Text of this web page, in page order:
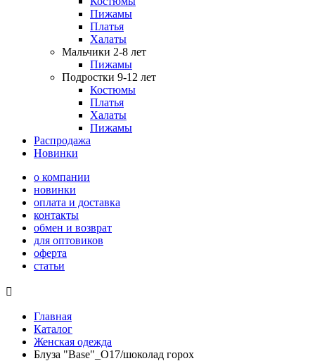
Пижамы
Платья
Халаты
Мальчики 2-8 лет
Пижамы
Подростки 9-12 лет
Костюмы
Платья
Халаты
Пижамы
Распродажа
Новинки
о компании
новинки
оплата и доставка
контакты
обмен и возврат
для оптовиков
оферта
статьи

Главная
Каталог
Женская одежда
Блуза "Base"_О17/шоколад горох